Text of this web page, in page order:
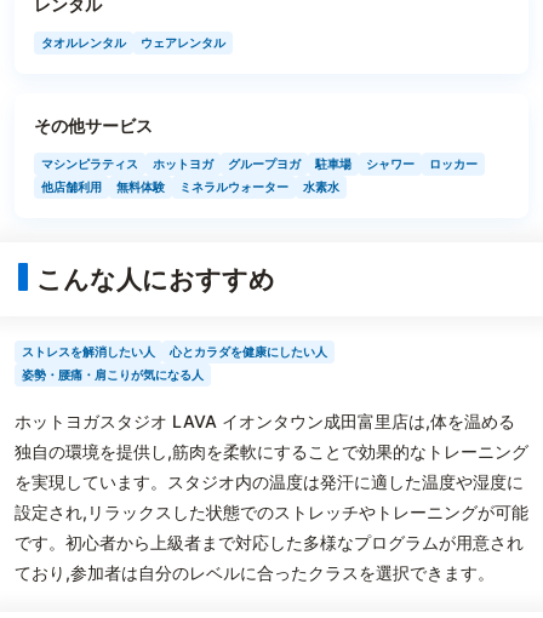
レンタル
タオルレンタル ウェアレンタル
その他サービス
マシンピラティス ホットヨガ グループヨガ 駐車場 シャワー
ロッカー
他店舗利用
無料体験 ミネラルウォーター 水素水
こんな人におすすめ
ストレスを解消したい人
心とカラダを健康にしたい人
姿勢・腰痛・肩こりが気になる人
ホットヨガスタジオ LAVA イオンタウン成田富里店は,体を温める
独自の環境を提供し,筋肉を柔軟にすることで効果的なトレーニング
を実現しています。スタジオ内の温度は発汗に適した温度や湿度に
設定され,リラックスした状態でのストレッチやトレーニングが可能
です。初心者から上級者まで対応した多様なプログラムが用意され
ており,参加者は自分のレベルに合ったクラスを選択できます。